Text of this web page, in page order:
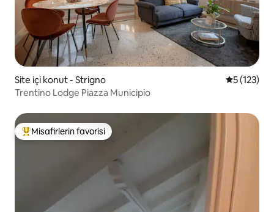
Site içi konut - Strigno 55 (123)
Trentino Lodge Piazza Municipio
Misafirlerin favorilerinden en beğenilenler arasında
Misafirlerin favorisi